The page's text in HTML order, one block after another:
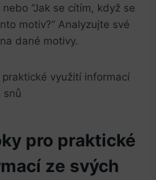
“Jak se cítím, když se
motiv?” Analyzujte své
dané motivy.
pro praktické
ze svých